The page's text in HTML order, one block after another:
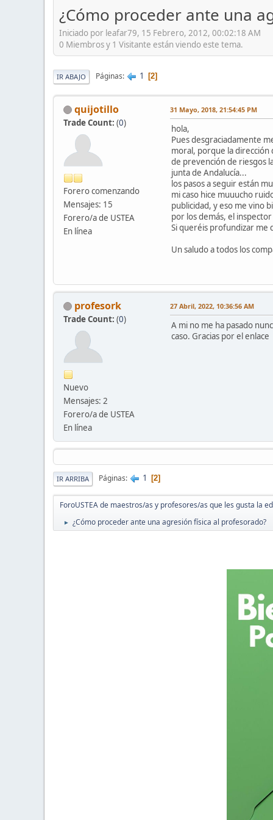
¿Cómo proceder ante una
Iniciado por leafar79, 15 Febrero, 2012, 00:02:18 AM
0 Miembros y 1 Visitante están viendo este tema.
IR ABAJO Páginas 1 2
quijotillo
Trade Count: (0)
Forero comenzando
Mensajes: 15
Forero/a de USTEA
En línea
31 Mayo, 2018, 21:54:45 PM
hola,
Pues desgraciadamente
moral, porque la dirección
de prevención de riesgos
junta de Andalucía...
los pasos a seguir están
mi caso hice muuucho
publicidad, y eso me vino
por los demás, el
Si queréis profundizar me
Un saludo a todos los
profesork
Trade Count: (0)
Nuevo
Mensajes: 2
Forero/a de USTEA
En línea
27 Abril, 2022, 10:36:56 AM
A mi no me ha pasado
caso. Gracias por el enlace
IR ARRIBA Páginas 1 2
ForoUSTEA de maestros/as y profesores/as que les gusta la
► ¿Cómo proceder ante una agresión física al profesorado?